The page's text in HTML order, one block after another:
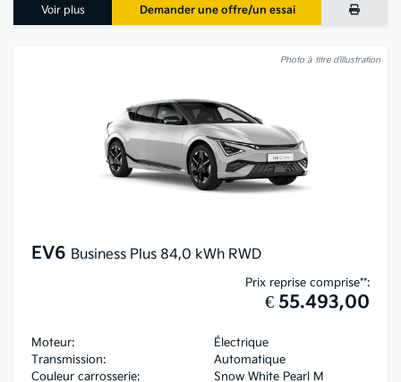
Voir plus Demander une offre/un essai
Photo à titre d’illustration
EV6 Business Plus 84,0 kWh RWD
Prix reprise comprise**:
€ 55.493,00
Moteur:
Électrique
Transmission:
Automatique
Couleur carrosserie:
Snow White Pearl M